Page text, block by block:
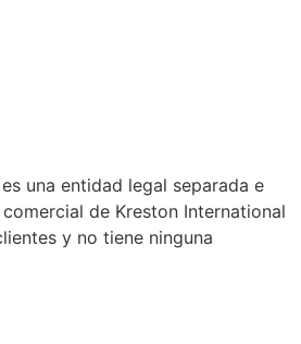
una entidad legal separada e
de Kreston International
y no tiene ninguna